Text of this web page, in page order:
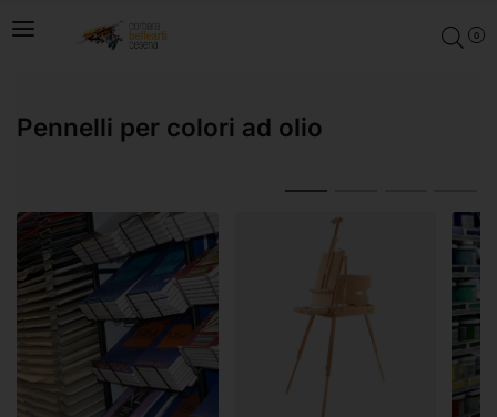
0
Pennelli per colori ad olio